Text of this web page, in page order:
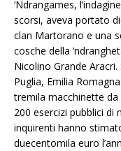
‘Ndrangames,
scorsi, aveva portato
clan Martorano e una
cosche della
Nicolino Grande
Puglia, Emilia
tremila macchinette
200 esercizi pubblici di
inquirenti hanno
duecentomila euro